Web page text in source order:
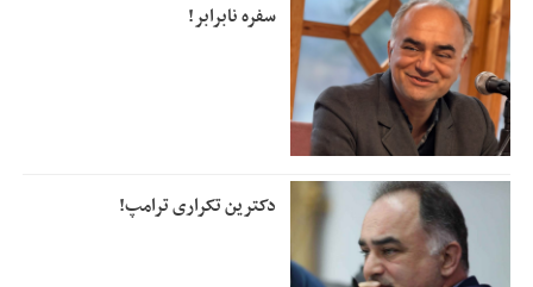
سفره نابرابر!
دکترین تکراری ترامپ!